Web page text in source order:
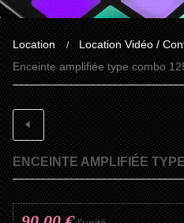
Location / Location Vidéo /
Enceinte amplifiée type combo
ENCEINTE AMPLIFIÉE